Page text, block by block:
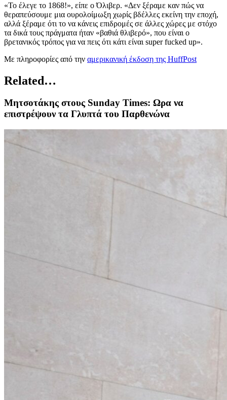
«Το έλεγε το 1868!», είπε ο Όλιβερ. «Δεν ξέραμε καν πώς να
θεραπεύσουμε μια ουρολοίμωξη χωρίς βδέλλες εκείνη την εποχή,
αλλά ξέραμε ότι το να κάνεις επιδρομές σε άλλες χώρες με στόχο
τα δικά τους πράγματα ήταν «βαθιά θλιβερό», που είναι ο
βρετανικός τρόπος για να πεις ότι κάτι είναι super fucked up».
Με πληροφορίες από την αμερικανική έκδοση της HuffPost
Related…
Μητσοτάκης στους Sunday Times: Ωρα να
επιστρέψουν τα Γλυπτά του Παρθενώνα